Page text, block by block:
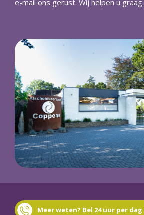
e-mail ons gerust. Wij helpen u graag.
Meer weten? Bel 24 uur per dag